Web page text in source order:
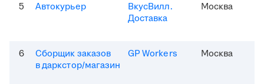
5 Автокурьер
ВкусВилл.
Доставка
Москва
6
Сборщик заказов
в даркстор/магазин
GP Workers Москва